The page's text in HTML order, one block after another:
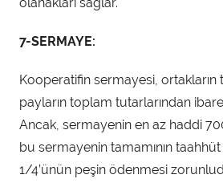
olanakları sağlar.
7-SERMAYE:
Kooperatifin sermayesi, ortakların
payların toplam tutarlarından
Ancak, sermayenin en az haddi
bu sermayenin tamamının
1/4’ünün peşin ödenmesi